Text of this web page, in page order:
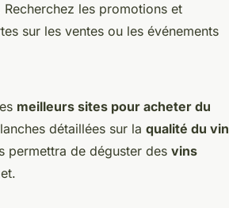
Recherchez les promotions et
sur les ventes ou les événements
meilleurs sites pour acheter du
détaillées sur la qualité du vin
permettra de déguster des vins